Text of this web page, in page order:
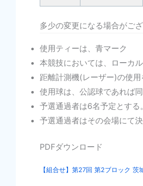
多少の変更になる場合がござ
使用ティーは、青マーク
本競技においては、ローカ
距離計測機(レーザー)の使用
使用球は、公認球であれば
予選通過者は6名予定とす
予選通過者はその会場にて
PDFダウンロード
【組合せ】第27回 第2ブロック